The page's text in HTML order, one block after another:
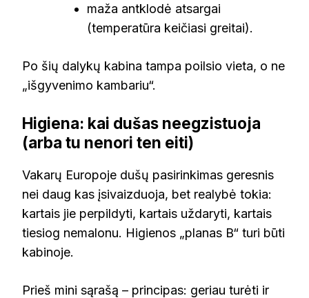
maža antklodė atsargai
(temperatūra keičiasi greitai).
Po šių dalykų kabina tampa poilsio vieta, o ne
„išgyvenimo kambariu“.
Higiena: kai dušas neegzistuoja
(arba tu nenori ten eiti)
Vakarų Europoje dušų pasirinkimas geresnis
nei daug kas įsivaizduoja, bet realybė tokia:
kartais jie perpildyti, kartais uždaryti, kartais
tiesiog nemalonu. Higienos „planas B“ turi būti
kabinoje.
Prieš mini sąrašą – principas: geriau turėti ir